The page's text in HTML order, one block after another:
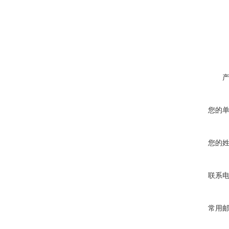
您的
您的
联系
常用